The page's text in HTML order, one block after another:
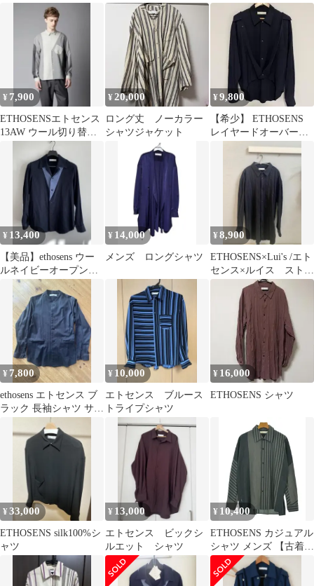
ク Sサイズ
ドシャツ E117-202 変
¥ 7,900
ETHOSENSエトセンス
13AW ウール切り替え
¥20,000
ロング丈 ノーカラー
シャツジャケット
¥9,800
【希少】 ETHOSENS
レイヤードオーバーシ
ャツ エトセンス
¥ 13,400
【美品】ethosens ウー
ルネイビーオープンカ
ラーシャツ
¥ 14,000
メンズ ロングシャツ
¥8,900
ETHOSENS×Lui's /エト
センス×ルイス ストラ
イプBigシャツ
¥ 7,800
ethosens エトセンス ブ
ラック 長袖シャツ サイ
¥ 10,000
エトセンス ブルース
トライプシャツ
¥ 16,000
ETHOSENS シャツ
¥33,000
ETHOSENS silk100%シ
ャツ
¥ 13,000
エトセンス ビックシ
ルエット シャツ
¥ 10,400
ETHOSENS カジュアル
シャツ メンズ 【古着】
【中古】【送料無料】